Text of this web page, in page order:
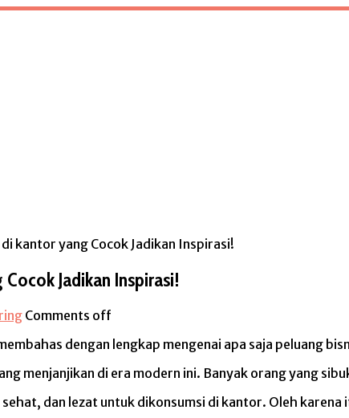
kantor yang Cocok Jadikan Inspirasi!
Jadikan Inspirasi!
Comments off
dengan lengkap mengenai apa saja peluang
menjanjikan di era modern ini. Banyak orang yang
dan lezat untuk dikonsumsi di kantor. Oleh